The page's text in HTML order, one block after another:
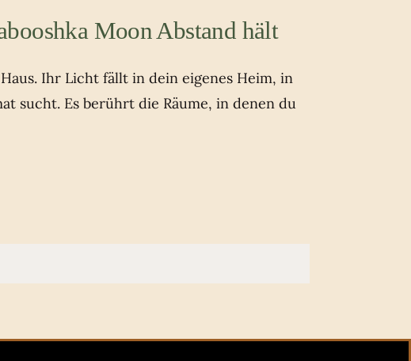
Moon Abstand hält
Ihr Licht fällt in dein eigenes Heim, in
sucht. Es berührt die Räume, in denen du